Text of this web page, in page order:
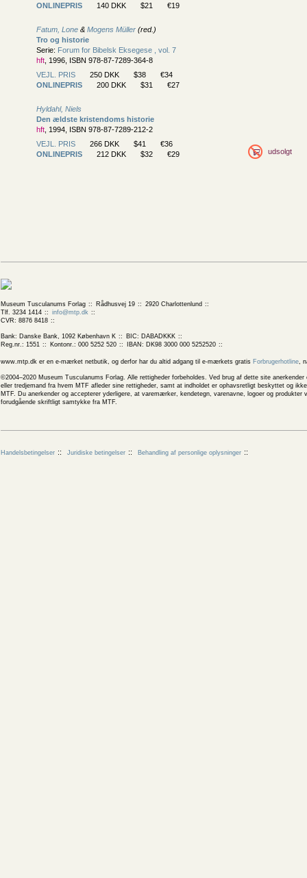
ONLINEPRIS
140 DKK $21 €19
Fatum, Lone & Mogens Müller (red.)
Tro og historie
Serie: Forum for Bibelsk Eksegese , vol. 7
hft , 1996, ISBN 978-87-7289-364-8
VEJL. PRIS
250 DKK $38
€34
ONLINEPRIS
200 DKK $31 €27
Hyldahl, Niels
Den ældste kristendoms historie
hft , 1994, ISBN 978-87-7289-212-2
VEJL. PRIS
266 DKK $41
€36
ONLINEPRIS
212 DKK $32 €29 udsolgt
Museum Tusculanums Forlag Rådhusvej 19
2920 Charlottenlund
Tlf. 3234 1414
info@mtp.dk
CVR: 8876 8418
Bank: Danske Bank, 1092 København K
BIC: DABADKKK
Reg.nr.: 1551
Kontonr.: 000 5252 520 IBAN: DK98 3000 000 5252520
www.mtp.dk er en e-mærket netbutik, og derfor har du altid adgang til e-mærkets gratis Forbrugerhotline,
©2004–2020 Museum Tusculanums Forlag. Alle rettigheder forbeholdes. Ved brug af dette site
eller tredjemand fra hvem MTF afleder sine rettigheder, samt at indholdet er ophavsretligt beskyttet og
MTF. Du anerkender og accepterer yderligere, at varemærker, kendetegn, varenavne, logoer og
forudgående skriftligt samtykke fra MTF.
Handelsbetingelser Juridiske betingelser Behandling af personlige oplysninger